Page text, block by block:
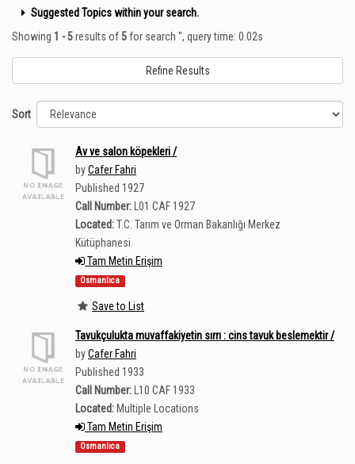
Suggested Topics within your search.
Showing 1 - 5results of5for search '', query time: 0.02s
Refine Results
Sort
Av ve salon köpekleri /
byCafer Fahri
Published 1927
Call Number: L01 CAF 1927
Located:T.C. Tarım ve Orman Bakanlığı Merkez
Kütüphanesi
Tam Metin Erişim
Osmanlıca
Save to List
Tavukçulukta muvaffakiyetin sırrı : cins tavuk beslemektir /
byCafer Fahri
Published 1933
Call Number:
L10 CAF 1933
Located: Multiple Locations
Tam Metin Erişim
Osmanlıca